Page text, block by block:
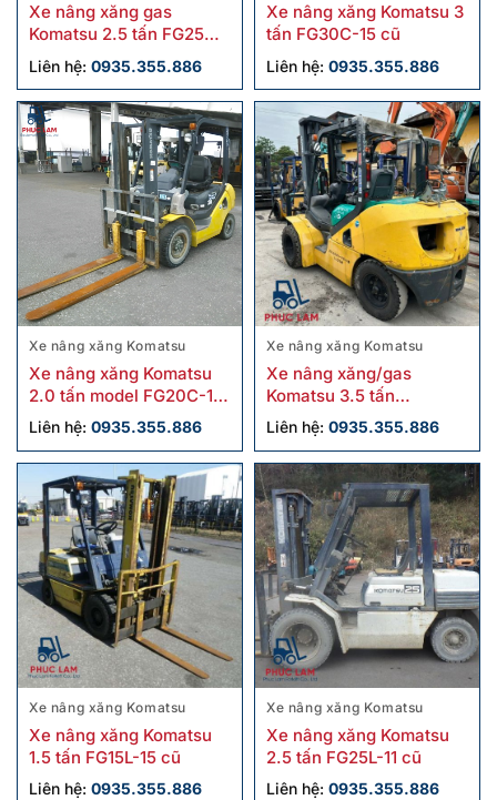
Xe nâng xăng gas
Komatsu 2.5 tấn FG25C-
12 cũ
Liên hệ: 0935.355.886
Xe nâng xăng Komatsu 3
tấn FG30C-15 cũ
Liên hệ: 0935.355.886
Xe nâng xăng Komatsu
Xe nâng xăng Komatsu
2.0 tấn model FG20C-17
cũ sx 2019
Liên hệ: 0935.355.886
Xe nâng xăng Komatsu
Xe nâng xăng/gas
Komatsu 3.5 tấn
FG35NT-10 cũ
Liên hệ: 0935.355.886
Xe nâng xăng Komatsu
Xe nâng xăng Komatsu
1.5 tấn FG15L-15 cũ
Liên hệ: 0935.355.886
Xe nâng xăng Komatsu
Xe nâng xăng Komatsu
2.5 tấn FG25L-11 cũ
Liên hệ: 0935.355.886